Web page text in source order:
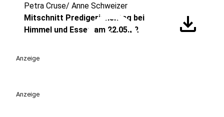
play_circle
Petra Cruse/ Anne Schweizer
Mitschnitt Predigerinnentag bei
Himmel und Essen am 22.05.22
download
Anzeige
Anzeige